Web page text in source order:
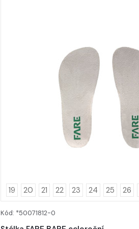
19 20 21 22 23 24 25 26
Kód: *50071812-0